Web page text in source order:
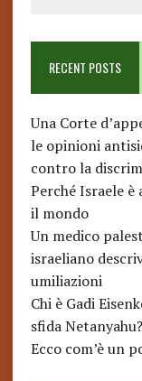
RECENT POSTS
Una Corte
le opinioni
contro la
Perché Israele
il mondo
Un medico
israeliano
umiliazioni
Chi è Gadi
sfida Netanyahu?
Ecco com’è un